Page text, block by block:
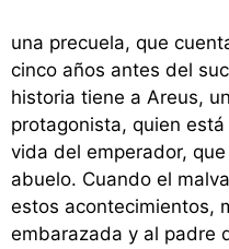
una precuela, que
cinco años antes del
historia tiene a Areus,
protagonista, quien
vida del emperador,
abuelo. Cuando el
estos acontecimientos,
embarazada y al padre